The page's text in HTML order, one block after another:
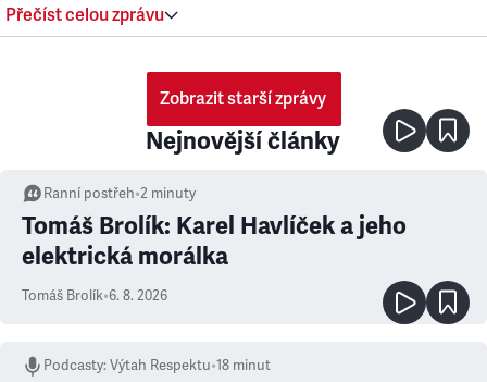
Přečíst celou zprávu
Zobrazit starší zprávy
Nejnovější články
Ranní postřeh•2 minuty
Tomáš Brolík: Karel Havlíček a jeho
elektrická morálka
Tomáš Brolík•6. 8. 2026
Podcasty:Výtah Respektu•18 minut